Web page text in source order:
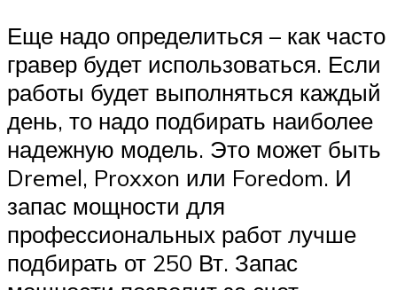
Еще надо определиться – как часто
гравер будет использоваться. Если
работы будет выполняться каждый
день, то надо подбирать наиболее
надежную модель. Это может быть
Dremel, Proxxon или Foredom. И
запас мощности для
профессиональных работ лучше
подбирать от 250 Вт. Запас